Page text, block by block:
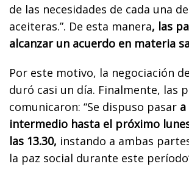
de las necesidades de cada una
aceiteras.”. De esta manera, las
alcanzar un acuerdo en materia
Por este motivo, la negociación
duró casi un día. Finalmente, las
comunicaron: “Se dispuso pasar
intermedio hasta el próximo
las 13.30, instando a ambas
la paz social durante este